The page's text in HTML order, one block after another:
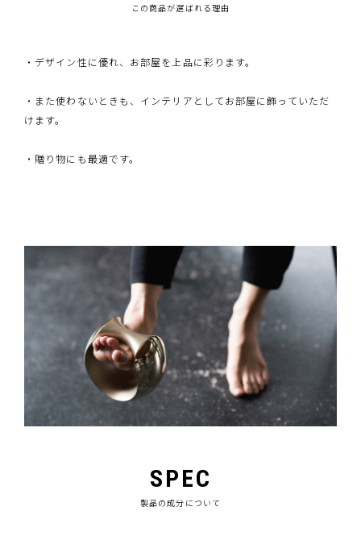
この商品が選ばれる理由
・デザイン性に優れ、お部屋を上品に彩ります。
・また使わないときも、インテリアとしてお部屋に飾っていただ
けます。
・贈り物にも最適です。
SPEC
製品の成分について